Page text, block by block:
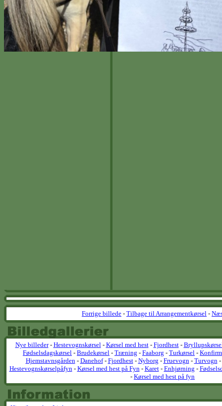
Forrige billede - Tilbage til Arrangementkørsel -
Nye billeder- Hestevognskørsel- Kørsel med hest- Fjordhest-
Fødselsdagskørsel - Brudekørsel - Træning - Faaborg - Turkørsel -
Hjemstavnsgården- Danehof- Fjordhest- Nyborg - Fruevogn- Turvogn-
Hestevognskørselpåfyn- Kørsel med hest på Fyn- Karet- Enhjørning -
- Kørsel med hest på fyn